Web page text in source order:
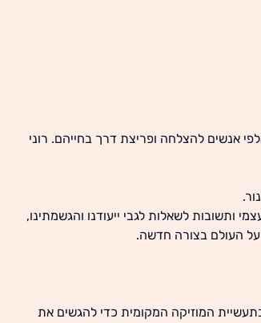
במהלך השנים הובילה אלפי אנשים להצלחה ופריצת דרך בחייהם. רוני
לשאלות לגבי ייעודנו והגשמתינו,
העולם בצורה חדשה.
המוזיקה המקומית כדי להגשים את